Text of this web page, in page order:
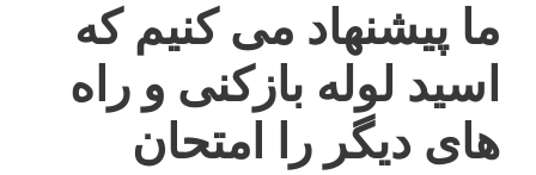
ما پیشنهاد می کنیم که
اسید لوله بازکنی و راه
های دیگر را امتحان